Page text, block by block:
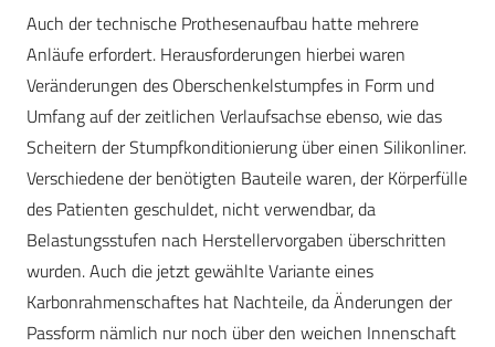
Auch der technische Prothesenaufbau hatte mehrere
Anläufe erfordert. Herausforderungen hierbei waren
Veränderungen des Oberschenkelstumpfes in Form und
Umfang auf der zeitlichen Verlaufsachse ebenso, wie das
Scheitern der Stumpfkonditionierung über einen Silikonliner.
Verschiedene der benötigten Bauteile waren, der Körperfülle
des Patienten geschuldet, nicht verwendbar, da
Belastungsstufen nach Herstellervorgaben überschritten
wurden. Auch die jetzt gewählte Variante eines
Karbonrahmenschaftes hat Nachteile, da Änderungen der
Passform nämlich nur noch über den weichen Innenschaft